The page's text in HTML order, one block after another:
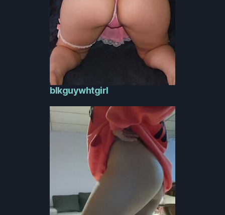
blkguywhtgirl